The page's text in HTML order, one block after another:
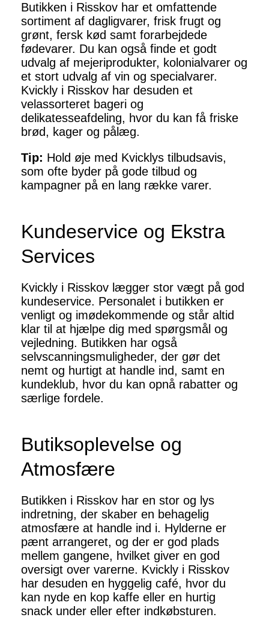
Butikken i Risskov har et omfattende
sortiment af dagligvarer, frisk frugt og
grønt, fersk kød samt forarbejdede
fødevarer. Du kan også finde et godt
udvalg af mejeriprodukter, kolonialvarer og
et stort udvalg af vin og specialvarer.
Kvickly i Risskov har desuden et
velassorteret bageri og
delikatesseafdeling, hvor du kan få friske
brød, kager og pålæg.
Tip: Hold øje med Kvicklys tilbudsavis,
som ofte byder på gode tilbud og
kampagner på en lang række varer.
Kundeservice og Ekstra
Services
Kvickly i Risskov lægger stor vægt på god
kundeservice. Personalet i butikken er
venligt og imødekommende og står altid
klar til at hjælpe dig med spørgsmål og
vejledning. Butikken har også
selvscanningsmuligheder, der gør det
nemt og hurtigt at handle ind, samt en
kundeklub, hvor du kan opnå rabatter og
særlige fordele.
Butiksoplevelse og
Atmosfære
Butikken i Risskov har en stor og lys
indretning, der skaber en behagelig
atmosfære at handle ind i. Hylderne er
pænt arrangeret, og der er god plads
mellem gangene, hvilket giver en god
oversigt over varerne. Kvickly i Risskov
har desuden en hyggelig café, hvor du
kan nyde en kop kaffe eller en hurtig
snack under eller efter indkøbsturen.